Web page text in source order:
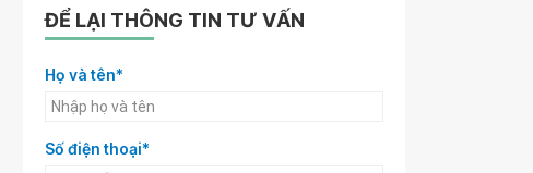
ĐỂ LẠI THÔNG TIN TƯ VẤN
Họ và tên*
Số điện thoại*